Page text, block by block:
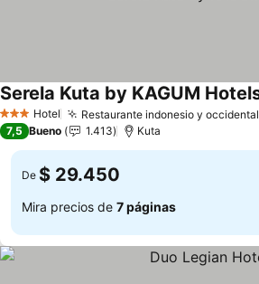
3 Estrellas
Hotel Restaurante indonesio y
Serela Kuta by KAGUM
7,5 Bueno 1.413 Kuta
De $ 29.450
Mira precios de 7 páginas